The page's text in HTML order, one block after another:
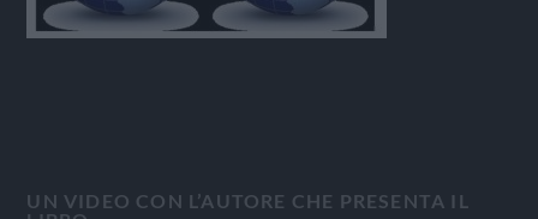
UN VIDEO CON L’AUTORE CHE PRESENTA IL